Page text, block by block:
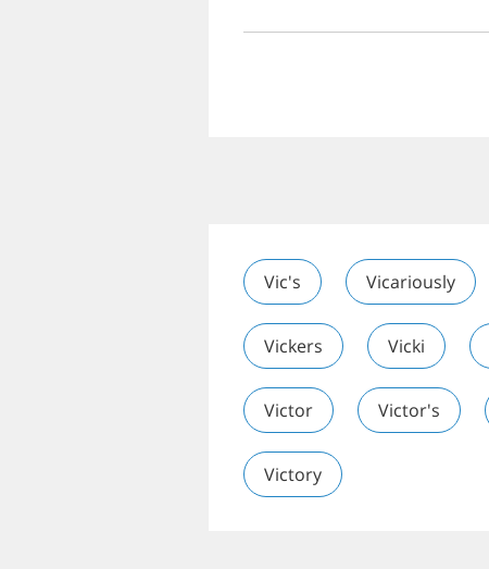
Vic's Vicariously
Vickers Vicki
Victor Victor's
Victory